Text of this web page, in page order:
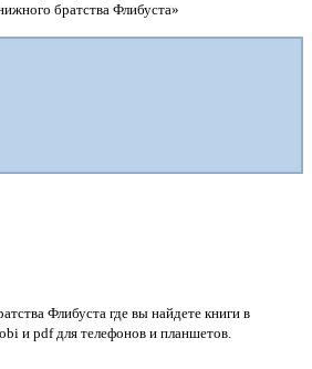
братства Флибуста»
Флибуста где вы найдете книги в
и pdf для телефонов и планшетов.